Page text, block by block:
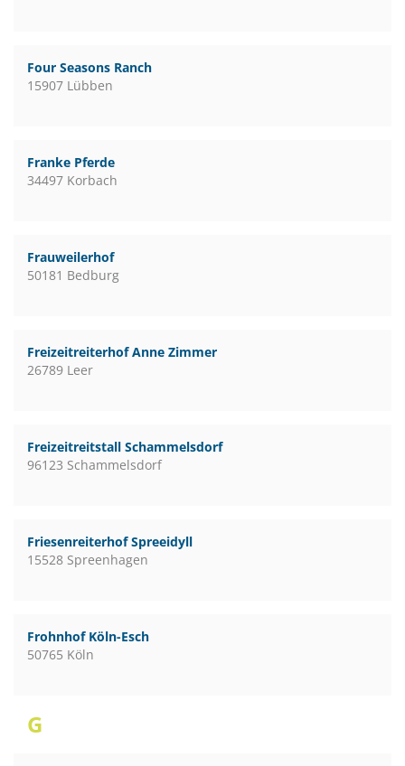
Four Seasons Ranch
15907 Lübben
Franke Pferde
34497 Korbach
Frauweilerhof
50181 Bedburg
Freizeitreiterhof Anne Zimmer
26789 Leer
Freizeitreitstall Schammelsdorf
96123 Schammelsdorf
Friesenreiterhof Spreeidyll
15528 Spreenhagen
Frohnhof Köln-Esch
50765 Köln
G